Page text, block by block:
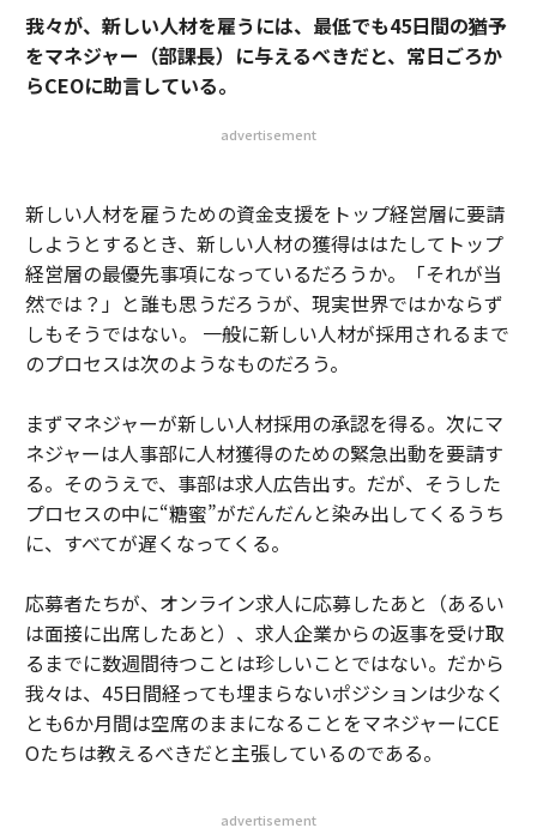
我々が、新しい人材を雇うには、最低でも45日間の猶予
をマネジャー（部課長）に与えるべきだと、常日ごろか
らCEOに助言している。
advertisement
新しい人材を雇うための資金支援をトップ経営層に要請
しようとするとき、新しい人材の獲得ははたしてトップ
経営層の最優先事項になっているだろうか。「それが当
然では？」と誰も思うだろうが、現実世界ではかならず
しもそうではない。
一般に新しい人材が採用されるまで
のプロセスは次のようなものだろう。
まずマネジャーが新しい人材採用の承認を得る。次にマ
ネジャーは人事部に人材獲得のための緊急出動を要請す
る。そのうえで、事部は求人広告出す。だが、そうした
プロセスの中に“糖蜜”がだんだんと染み出してくるうち
に、すべてが遅くなってくる。
応募者たちが、オンライン求人に応募したあと（あるい
は面接に出席したあと）、求人企業からの返事を受け取
るまでに数週間待つことは珍しいことではない。だから
我々は、 45日間経っても埋まらないポジションは少なく
とも6か月間は空席のままになることをマネジャーにCE
Oたちは教えるべきだと主張しているのである。
advertisement